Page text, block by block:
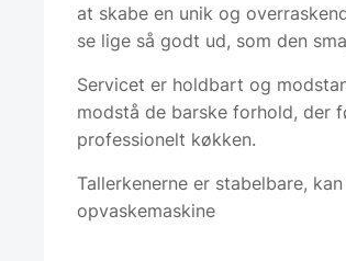
at skabe en unik og
se lige så godt ud, som den
Servicet er holdbart og
modstå de barske forhold, der
professionelt køkken.
Tallerkenerne er stabelbare,
opvaskemaskine